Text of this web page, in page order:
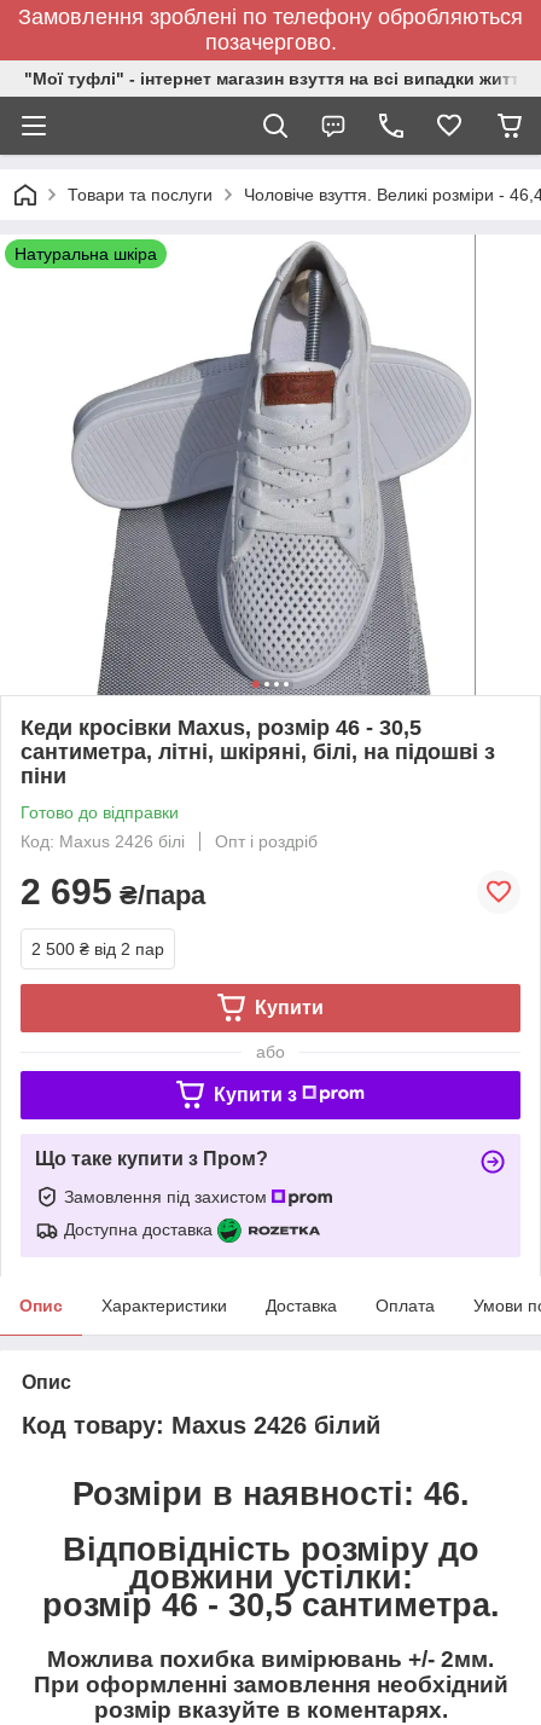
Замовлення зроблені по телефону обробляються
позачергово.
"Мої туфлі" - інтернет магазин взуття на всі випадки життя.
Товари та послуги Чоловіче взуття. Великі розміри -
Натуральна шкіра
Кеди кросівки Maxus, розмір 46 - 30,5
сантиметра, літні, шкіряні, білі, на підошві з
піни
Готово до відправки
Код: Maxus 2426 білі
Опт і роздріб
2 695 ₴/пара
2 500 ₴ від 2 пар
Купити
або
Купити з
Що таке купити з Пром?
Замовлення під захистом
Доступна доставка
Опис Характеристики Доставка Оплата Умови
Опис
Код товару: Maxus 2426 білий
Розміри в наявності: 46.
Відповідність розміру до
довжини устілки:
розмір 46 - 30,5 сантиметра.
Можлива похибка вимірювань +/- 2мм.
При оформленні замовлення необхідний
розмір вказуйте в коментарях.